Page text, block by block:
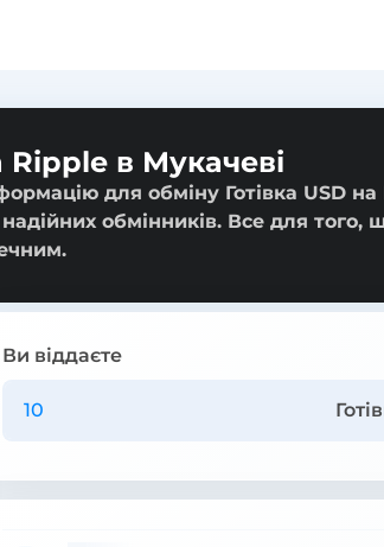
Ripple в Мукачеві
для обміну Готівка USD на
обмінників. Все для
Ви віддаєте